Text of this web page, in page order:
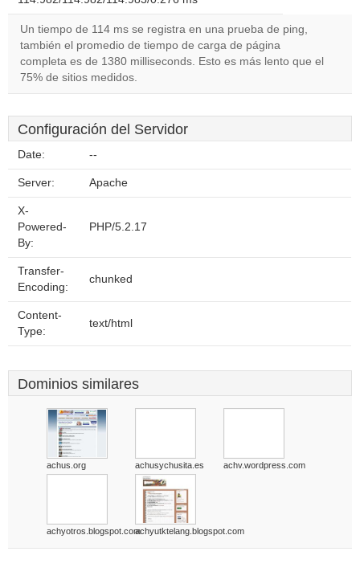
Un tiempo de 114 ms se registra en una prueba de ping,
también el promedio de tiempo de carga de página
completa es de 1380 milliseconds. Esto es más lento que el
75% de sitios medidos.
Configuración del Servidor
Date: --
Server: Apache
X-
Powered-
By:
PHP/5.2.17
Transfer-
Encoding:
chunked
Content-
Type:
text/html
Dominios similares
achus.org achusychusita.es achv.wordpress.com
achyotros.blogspot.comachyutktelang.blogspot.com